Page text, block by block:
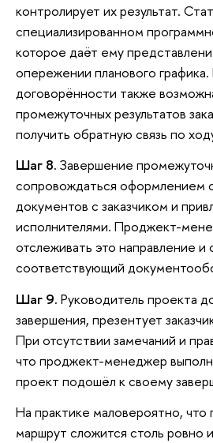
контролирует их результат.
специализированном
которое даёт ему
опережении планового
договорённости также
промежуточных результатов
получить обратную связь по
Шаг 8. Завершение
сопровождаться оформлением
документов с заказчиком и
исполнителями. Проджект-
отслеживать это направление и
соответствующий
Шаг 9. Руководитель проекта
завершения, презентует
При отсутствии замечаний и
что проджект-менеджер
проект подошёл к своему
На практике маловероятно, что
маршрут сложится столь ровно